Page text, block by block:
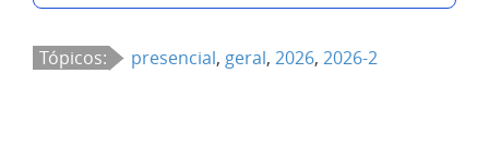
Tópicos: presencial, geral, 2026, 2026-2